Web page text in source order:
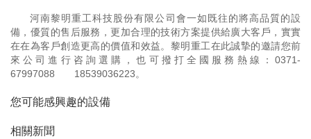
河南黎明重工科技股份有限公司會一如既往的將高品質的設
備，優質的售后服務，更加合理的技術方案提供給廣大客戶，實實
在在為客戶創造更高的價值和效益。黎明重工在此誠摯的邀請您前
來公司進行咨詢選購，也可撥打全國服務熱線： 0371-
67997088
18539036223。
您可能感興趣的設備
相關新聞